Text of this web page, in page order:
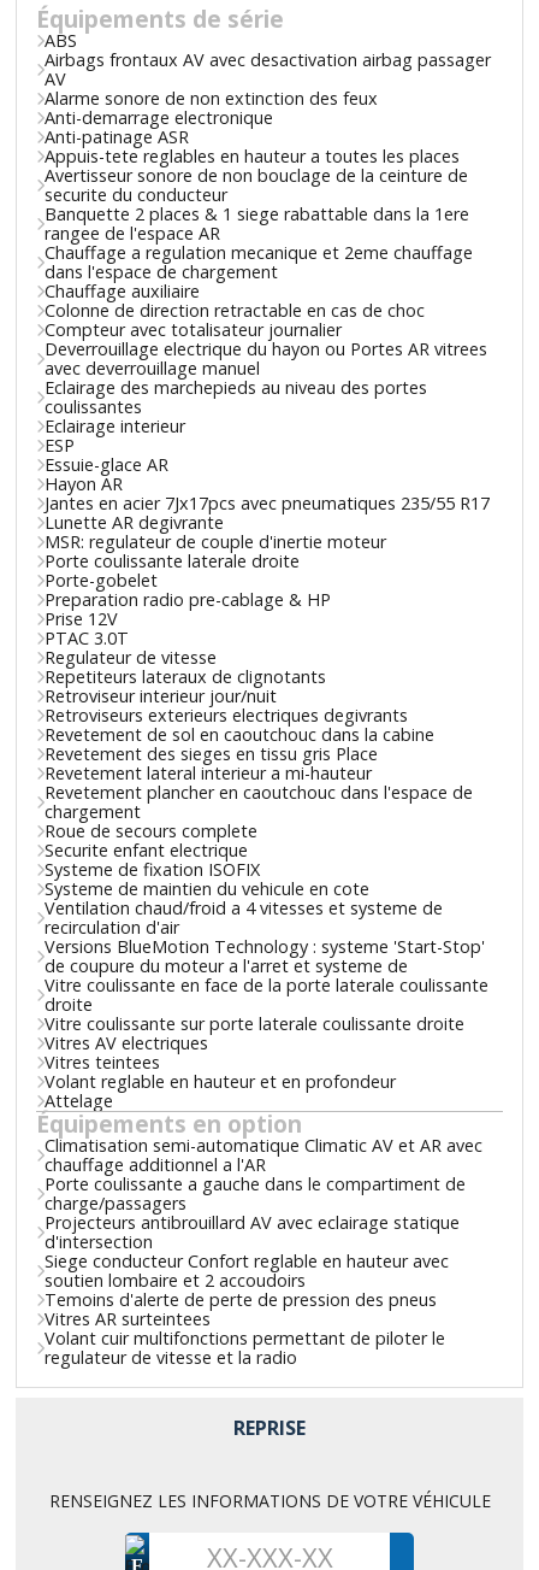
Équipements de série
ABS
Airbags frontaux AV avec desactivation airbag passager
AV
Alarme sonore de non extinction des feux
Anti-demarrage electronique
Anti-patinage ASR
Appuis-tete reglables en hauteur a toutes les places
Avertisseur sonore de non bouclage de la ceinture de
securite du conducteur
Banquette 2 places & 1 siege rabattable dans la 1ere
rangee de l'espace AR
Chauffage a regulation mecanique et 2eme chauffage
dans l'espace de chargement
Chauffage auxiliaire
Colonne de direction retractable en cas de choc
Compteur avec totalisateur journalier
Deverrouillage electrique du hayon ou Portes AR vitrees
avec deverrouillage manuel
Eclairage des marchepieds au niveau des portes
coulissantes
Eclairage interieur
ESP
Essuie-glace AR
Hayon AR
Jantes en acier 7Jx17pcs avec pneumatiques 235/55 R17
Lunette AR degivrante
MSR: regulateur de couple d'inertie moteur
Porte coulissante laterale droite
Porte-gobelet
Preparation radio pre-cablage & HP
Prise 12V
PTAC 3.0T
Regulateur de vitesse
Repetiteurs lateraux de clignotants
Retroviseur interieur jour/nuit
Retroviseurs exterieurs electriques degivrants
Revetement de sol en caoutchouc dans la cabine
Revetement des sieges en tissu gris Place
Revetement lateral interieur a mi-hauteur
Revetement plancher en caoutchouc dans l'espace de
chargement
Roue de secours complete
Securite enfant electrique
Systeme de fixation ISOFIX
Systeme de maintien du vehicule en cote
Ventilation chaud/froid a 4 vitesses et systeme de
recirculation d'air
Versions BlueMotion Technology : systeme 'Start-Stop'
de coupure du moteur a l'arret et systeme de
Vitre coulissante en face de la porte laterale coulissante
droite
Vitre coulissante sur porte laterale coulissante droite
Vitres AV electriques
Vitres teintees
Volant reglable en hauteur et en profondeur
Attelage
Équipements en option
Climatisation semi-automatique Climatic AV et AR avec
chauffage additionnel a l'AR
Porte coulissante a gauche dans le compartiment de
charge/passagers
Projecteurs antibrouillard AV avec eclairage statique
d'intersection
Siege conducteur Confort reglable en hauteur avec
soutien lombaire et 2 accoudoirs
Temoins d'alerte de perte de pression des pneus
Vitres AR surteintees
Volant cuir multifonctions permettant de piloter le
regulateur de vitesse et la radio
REPRISE
RENSEIGNEZ LES INFORMATIONS DE VOTRE VÉHICULE
F